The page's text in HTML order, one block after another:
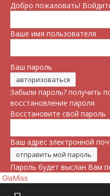
Добро пожаловать!
Ваше имя пользователя
Ваш пароль
Забыли пароль? получить
восстановление пароля
Восстановите свой пароль
Ваш адрес электронной
Пароль будет выслан Вам
GlaMiss